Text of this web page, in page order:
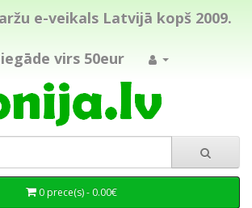
e-veikals Latvijā kopš 2009.
virs 50eur
0 prece(s) - 0.00€